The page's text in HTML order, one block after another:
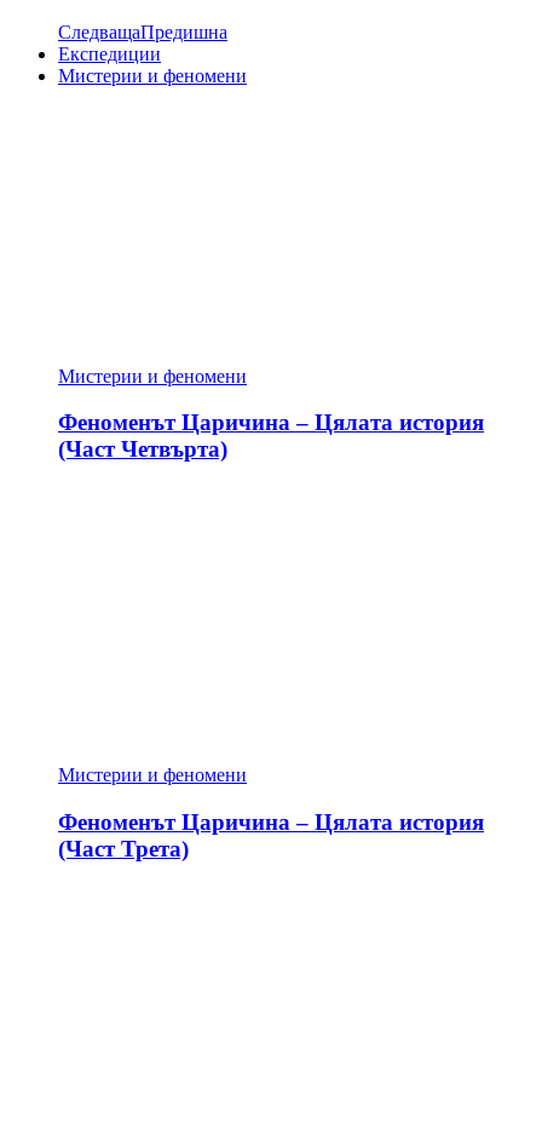
СледващаПредишна
Експедиции
Мистерии и феномени
Мистерии и феномени
Феноменът Царичина – Цялата история
(Част Четвърта)
Мистерии и феномени
Феноменът Царичина – Цялата история
(Част Трета)